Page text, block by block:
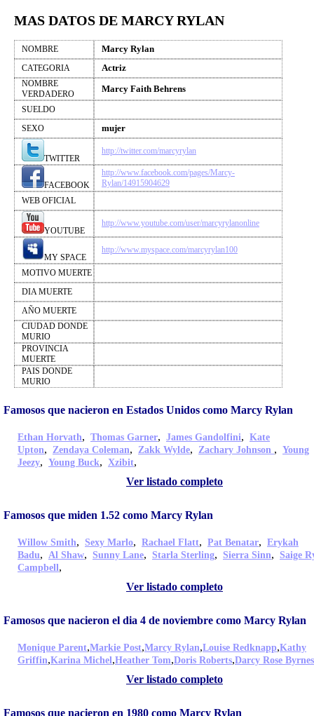
MAS DATOS DE MARCY RYLAN
NOMBRE Marcy Rylan
CATEGORIA Actriz
NOMBRE
VERDADERO
Marcy Faith Behrens
SUELDO
SEXO
mujer
TWITTER
http://twitter.com/marcyrylan
FACEBOOK
http://www.facebook.com/pages/Marcy-
Rylan/14915904629
WEB OFICIAL
YOUTUBE
http://www.youtube.com/user/marcyrylanonline
MY SPACE
http://www.myspace.com/marcyrylan100
MOTIVO MUERTE
DIA MUERTE
AÑO MUERTE
CIUDAD DONDE
MURIO
PROVINCIA
MUERTE
PAIS DONDE
MURIO
Famosos que nacieron en Estados Unidos como Marcy Rylan
Ethan Horvath, Thomas Garner, James Gandolfini, Kate
Upton, Zendaya Coleman, Zakk Wylde, Zachary Johnson , Young
Jeezy, Young Buck, Xzibit,
Ver listado completo
Famosos que miden 1.52 como Marcy Rylan
Willow Smith, Sexy Marlo, Rachael Flatt, Pat Benatar, Erykah
Badu, Al Shaw, Sunny Lane, Starla Sterling, Sierra Sinn, Saige
Campbell,
Ver listado completo
Famosos que nacieron el dia 4 de noviembre como Marcy Rylan
Monique Parent,Markie Post,Marcy Rylan,Louise Redknapp,Kathy
Griffin,Karina Michel,Heather Tom,Doris Roberts,Darcy Rose Byrnes
Ver listado completo
Famosos que nacieron en 1980 como Marcy Rylan